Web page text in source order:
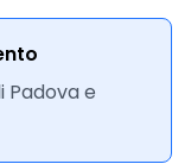
Padova e